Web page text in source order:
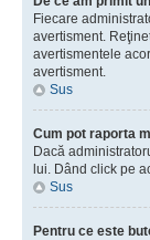
Fiecare
avertisment.
avertismentele
avertisment.
Sus
Cum pot raporta
Dacă
lui. Dând click pe
Sus
Pentru ce este